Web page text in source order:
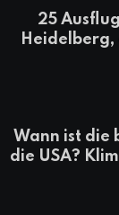
25
Heidelberg,
Wann ist die
die USA?